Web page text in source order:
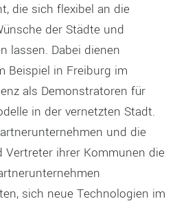
die sich flexibel an die
der Städte und
lassen. Dabei dienen
Beispiel in Freiburg im
als Demonstratoren für
in der vernetzten Stadt.
und die
Vertreter ihrer Kommunen die
sich neue Technologien im